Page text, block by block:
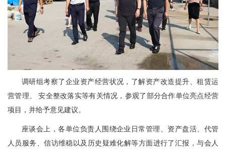
调研组考察了企业资产经营状况，了解资产改造提升、租赁运
营管理、 安全整改落实等有关情况，参观了部分合作单位亮点经营
项目，并给予意见建议。
座谈会上，各单位负责人围绕企业日常管理、资产盘活、代管
人员服务、信访维稳以及历史疑难化解等方面进行了汇报，与会人